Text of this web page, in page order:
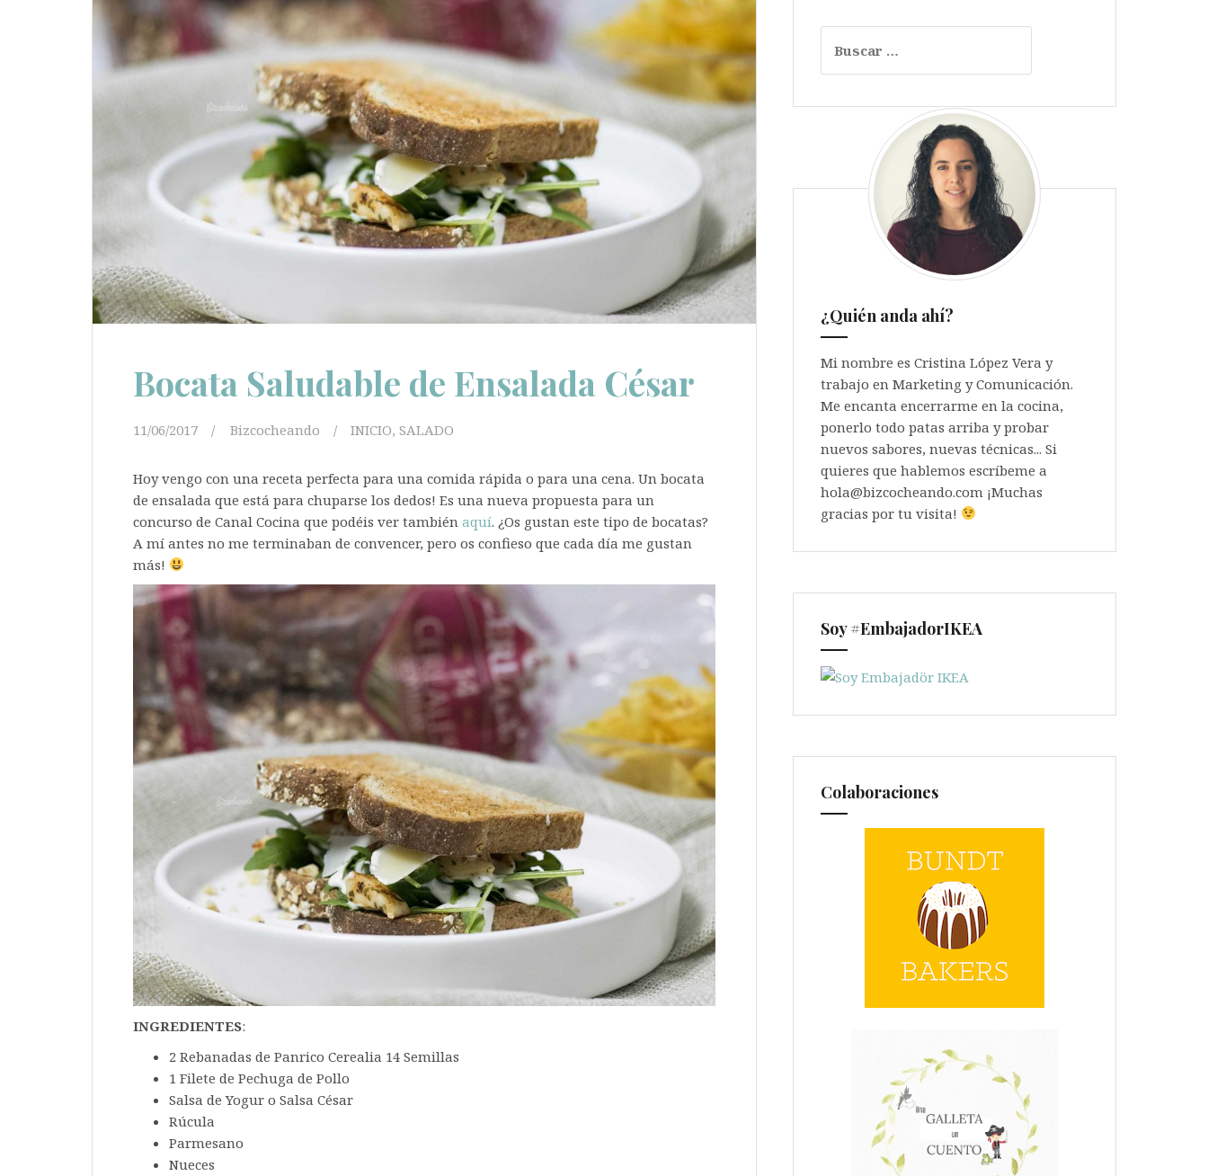
Bocata Saludable de Ensalada César
11/06/2017 Bizcocheando INICIO, SALADO
Hoy vengo con una receta perfecta para una comida rápida o para una cena. Un bocata
de ensalada que está para chuparse los dedos! Es una nueva propuesta para un
concurso de Canal Cocina que podéis ver también aquí. ¿Os gustan este tipo de bocatas?
A mí antes no me terminaban de convencer, pero os confieso que cada día me gustan
más!
INGREDIENTES:
2 Rebanadas de Panrico Cerealia 14 Semillas
1 Filete de Pechuga de Pollo
Salsa de Yogur o Salsa César
Rúcula
Parmesano
Nueces
¿Quién anda ahí?
Mi nombre es Cristina López Vera y
trabajo en Marketing y Comunicación.
Me encanta encerrarme en la cocina,
ponerlo todo patas arriba y probar
nuevos sabores, nuevas técnicas... Si
quieres que hablemos escríbeme a
hola@bizcocheando.com ¡Muchas
gracias por tu visita!
Soy #EmbajadorIKEA
Colaboraciones